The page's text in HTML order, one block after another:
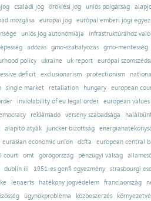
családi jog öröklési jog uniós polgárság
mozgása
európai jog európai emberi jogi
uniós jog autonómiája
infrastruktúrához
adózás gmo-szabályozás gmo-mentesség
policy
ukraine uk report
európai
deficit exclusionarism protectionism
single market retaliation hungary
european
inviolability of eu legal order
european values
reklámadó verseny szabadsága
alapító atyák juncker bizottság
eurasian economic union dcfta
european central
court
omt görögország pénzügyi válság
dublin iii 1951-es genfi egyezmény
strasbourgi
lenaerts hatékony jogvédelem franciaország
ügynökprobléma közbeszerzés